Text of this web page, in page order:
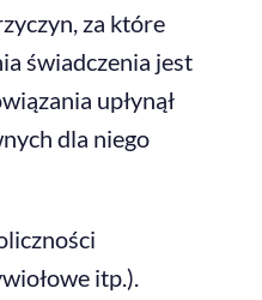
za które
świadczenia jest
upłynął
dla niego
itp.).